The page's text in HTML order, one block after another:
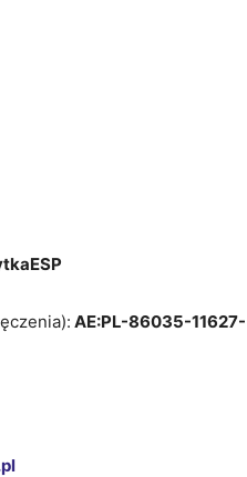
AE:PL-86035-11627-